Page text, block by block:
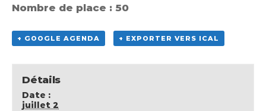
Nombre de place : 50
+ GOOGLE AGENDA + EXPORTER VERS ICAL
Détails
Date :
juillet 2